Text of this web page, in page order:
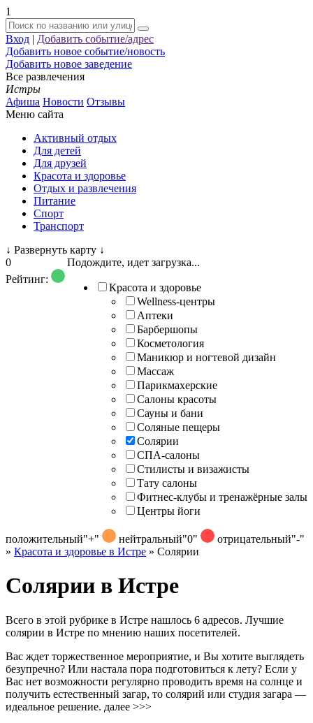
1
Вход | Добавить событие/адрес
Добавить новое событие/новость
Добавить новое заведение
Все развлечения
Истры
Афиша Новости Отзывы
Меню сайта
Активный отдых
Для детей
Для друзей
Красота и здоровье
Отдых и развлечения
Питание
Спорт
Транспорт
↓ Развернуть карту ↓
Подождите, идет загрузка...
Красота и здоровье
Wellness-центры
Аптеки
Барбершопы
Косметология
Маникюр и ногтевой дизайн
Массаж
Парикмахерские
Салоны красоты
Сауны и бани
Соляные пещеры
Солярии
СПА-салоны
Стилисты и визажисты
Тату салоны
Фитнес-клубы и тренажёрные залы
Центры йоги
0
Рейтинг:
положительный"+" нейтральный"0" отрицательный"-"
» Красота и здоровье в Истре » Солярии
Солярии в Истре
Всего в этой рубрике в Истре нашлось 6 адресов. Лучшие
солярии в Истре по мнению наших посетителей.
Вас ждет торжественное мероприятие, и Вы хотите выглядеть
безупречно? Или настала пора подготовиться к лету? Если у
Вас нет возможности регулярно проводить время на солнце и
получить естественный загар, то солярий или студия загара —
идеальное решение. далее >>>